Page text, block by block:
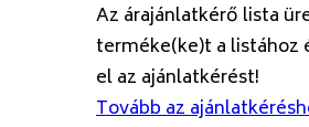
Az árajánlatkérő lista
terméke(ke)t a listához
el az ajánlatkérést!
Tovább az